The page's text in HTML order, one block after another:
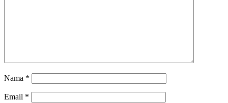
Nama *
Email *